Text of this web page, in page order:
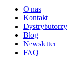
O nas
Kontakt
Dystrybutorzy
Blog
Newsletter
FAQ